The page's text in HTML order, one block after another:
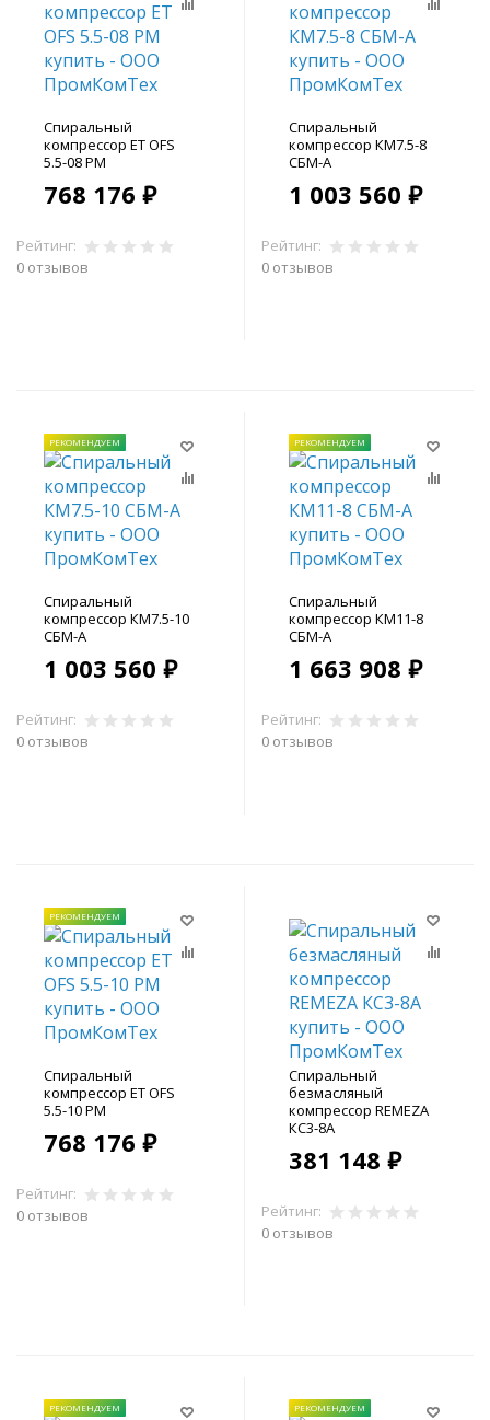
Спиральный
компрессор ET OFS
5.5-08 PM
768 176 ₽
Рейтинг:
0 отзывов
Спиральный
компрессор КМ7.5-8
СБМ-А
1 003 560 ₽
Рейтинг:
0 отзывов
РЕКОМЕНДУЕМ
Спиральный
компрессор КМ7.5-10
СБМ-А
1 003 560 ₽
Рейтинг:
0 отзывов
РЕКОМЕНДУЕМ
Спиральный
компрессор КМ11-8
СБМ-А
1 663 908 ₽
Рейтинг:
0 отзывов
РЕКОМЕНДУЕМ
Спиральный
компрессор ET OFS
5.5-10 PM
768 176 ₽
Рейтинг:
0 отзывов
Спиральный
безмасляный
компрессор REMEZA
КС3-8A
381 148 ₽
Рейтинг:
0 отзывов
РЕКОМЕНДУЕМ РЕКОМЕНДУЕМ